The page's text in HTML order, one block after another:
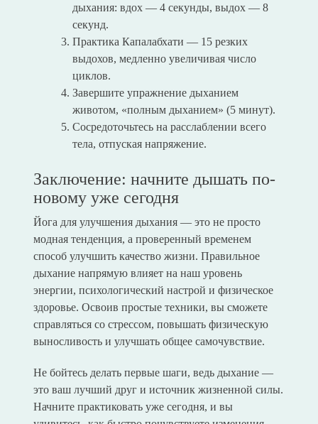
дыхания: вдох — 4 секунды, выдох — 8
секунд.
Практика Капалабхати — 15 резких
выдохов, медленно увеличивая число
циклов.
Завершите упражнение дыханием
животом, «полным дыханием» (5 минут).
Сосредоточьтесь на расслаблении всего
тела, отпуская напряжение.
Заключение: начните дышать по-
новому уже сегодня
Йога для улучшения дыхания — это не просто
модная тенденция, а проверенный временем
способ улучшить качество жизни. Правильное
дыхание напрямую влияет на наш уровень
энергии, психологический настрой и физическое
здоровье. Освоив простые техники, вы сможете
справляться со стрессом, повышать физическую
выносливость и улучшать общее самочувствие.
Не бойтесь делать первые шаги, ведь дыхание —
это ваш лучший друг и источник жизненной силы.
Начните практиковать уже сегодня, и вы